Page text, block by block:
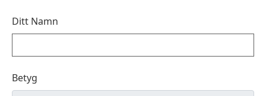
Ditt Namn
Betyg